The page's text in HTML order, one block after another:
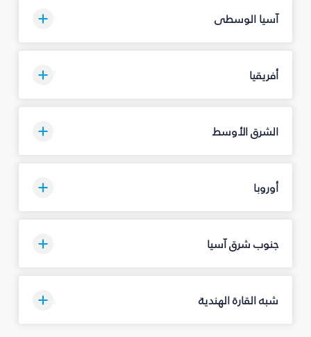
آسيا الوسطى
أفريقيا
الشرق الأوسط
أوروبا
جنوب شرق آسيا
شبه القارة الهندية